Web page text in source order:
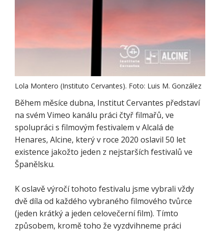
Lola Montero (Instituto Cervantes). Foto: Luis M. González
Během měsíce dubna, Institut Cervantes představí
na svém Vimeo kanálu práci čtyř filmařů, ve
spolupráci s filmovým festivalem v Alcalá de
Henares, Alcine, který v roce 2020 oslavil 50 let
existence jakožto jeden z nejstarších festivalů ve
Španělsku.
K oslavě výročí tohoto festivalu jsme vybrali vždy
dvě díla od každého vybraného filmového tvůrce
(jeden krátký a jeden celovečerní film). Tímto
způsobem, kromě toho že vyzdvihneme práci